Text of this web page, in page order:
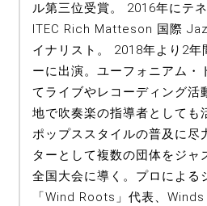
ル第三位受賞。 2016年にテ
ITEC Rich Matteson 国際
イナリスト。 2018年より2年
ーに出演。ユーフォニアム・
てライブやレコーディング活
地で吹奏楽の指導者としても
ポップススタイルの普及に尽
ターとして複数の団体をジャ
全国大会に導く。プロによる
「Wind Roots」代表、